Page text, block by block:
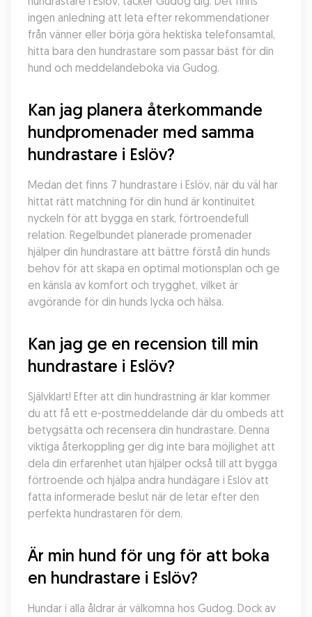
ingen anledning att leta efter rekommendationer
från vänner eller börja göra hektiska telefonsamtal,
hitta bara den hundrastare som passar bäst för din
hund och meddelandeboka via Gudog.
Kan jag planera återkommande
hundpromenader med samma
hundrastare i Eslöv?
Medan det finns 7 hundrastare i Eslöv, när du väl har
hittat rätt matchning för din hund är kontinuitet
nyckeln för att bygga en stark, förtroendefull
relation. Regelbundet planerade promenader
hjälper din hundrastare att bättre förstå din hunds
behov för att skapa en optimal motionsplan och ge
en känsla av komfort och trygghet, vilket är
avgörande för din hunds lycka och hälsa.
Kan jag ge en recension till min
hundrastare i Eslöv?
Självklart! Efter att din hundrastning är klar kommer
du att få ett e-postmeddelande där du ombeds att
betygsätta och recensera din hundrastare. Denna
viktiga återkoppling ger dig inte bara möjlighet att
dela din erfarenhet utan hjälper också till att bygga
förtroende och hjälpa andra hundägare i Eslöv att
fatta informerade beslut när de letar efter den
perfekta hundrastaren för dem.
Är min hund för ung för att boka
en hundrastare i Eslöv?
Hundar i alla åldrar är välkomna hos Gudog. Dock av